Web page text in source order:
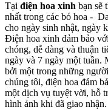
Tại điện hoa xinh bạn sẽ
nhất trong các bó hoa -
cho ngày sinh nhật, ngày
Điện hoa xinh đảm bảo
chóng, dễ dàng và thuận
ngày và 7 ngày một tuần.
bởi một trong những
chúng tôi, điện hoa đảm
một dịch vụ tuyệt vời, hỗ
hình ảnh khi đã giao nhận.